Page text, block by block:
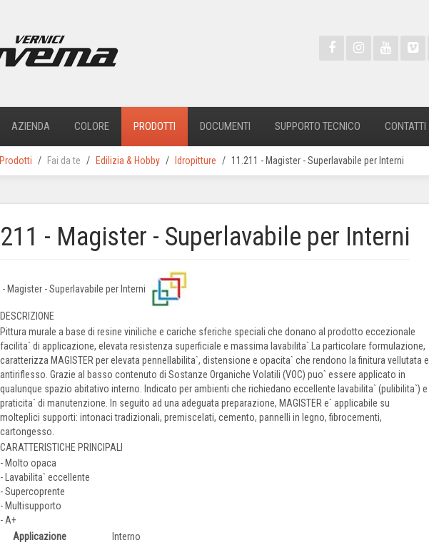
AZIENDA COLORE PRODOTTI DOCUMENTI SUPPORTO TECNICO CONTATTI
Prodotti Fai da te Edilizia & Hobby Idropitture 11.211 - Magister - Superlavabile per Interni
- Magister - Superlavabile per Interni
Magister - Superlavabile per Interni
DESCRIZIONE
Pittura murale a base di resine viniliche e cariche sferiche speciali che donano al prodotto eccezionale
facilita` di applicazione, elevata resistenza superficiale e massima lavabilita`.La particolare formulazione,
caratterizza MAGISTER per elevata pennellabilita`, distensione e opacita` che rendono la finitura vellutata e
antiriflesso. Grazie al basso contenuto di Sostanze Organiche Volatili (VOC) puo` essere applicato in
qualunque spazio abitativo interno. Indicato per ambienti che richiedano eccellente lavabilita` (pulibilita`) e
praticita` di manutenzione. In seguito ad una adeguata preparazione, MAGISTER e` applicabile su
molteplici supporti: intonaci tradizionali, premiscelati, cemento, pannelli in legno, fibrocementi,
cartongesso.
CARATTERISTICHE PRINCIPALI
- Molto opaca
- Lavabilita` eccellente
- Supercoprente
- Multisupporto
- A+
Applicazione
Interno